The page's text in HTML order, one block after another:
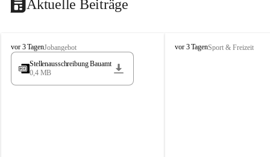
Aktuelle Beiträge
S
t
s
vor 3 TagenJobangebot
Stellenausschreibung Bauamt
0,4 MB
S
vor 3 TagenSport & Freizeit